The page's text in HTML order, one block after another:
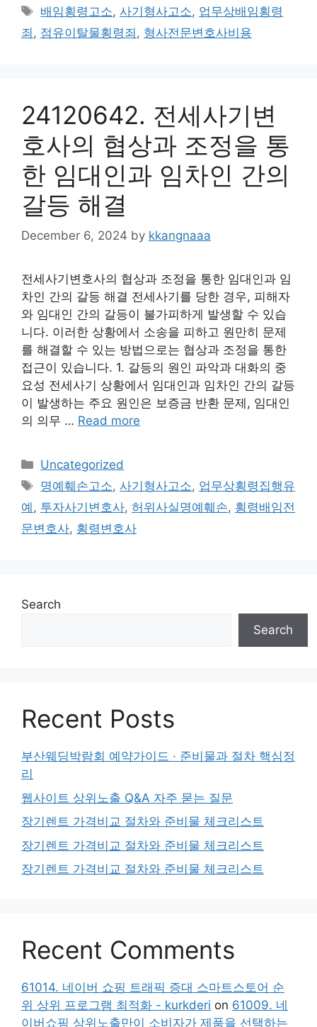
Tags
배임횡령고소,사기형사고소, 업무상배임횡령
죄 , 점유이탈물횡령죄 , 형사전문변호사비용
24120642. 전세사기변
호사의 협상과 조정을 통
한 임대인과 임차인 간의
갈등 해결
December 6, 2024 by kkangnaaa
전세사기변호사의 협상과 조정을 통한 임대인과 임
차인 간의 갈등 해결 전세사기를 당한 경우, 피해자
와 임대인 간의 갈등이 불가피하게 발생할 수 있습
니다. 이러한 상황에서 소송을 피하고 원만히 문제
를 해결할 수 있는 방법으로는 협상과 조정을 통한
접근이 있습니다. 1. 갈등의 원인 파악과 대화의 중
요성 전세사기 상황에서 임대인과 임차인 간의 갈등
이 발생하는 주요 원인은 보증금 반환 문제, 임대인
의 의무 … Read more
Categories
Uncategorized
Tags
명예훼손고소,사기형사고소, 업무상횡령집행유
예 , 투자사기변호사, 허위사실명예훼손, 횡령배임전
문변호사, 횡령변호사
Search
Search
Recent Posts
부산웨딩박람회 예약가이드 · 준비물과 절차 핵심정
리
웹사이트 상위노출 Q&A 자주 묻는 질문
장기렌트 가격비교 절차와 준비물 체크리스트
장기렌트 가격비교 절차와 준비물 체크리스트
장기렌트 가격비교 절차와 준비물 체크리스트
Recent Comments
61014. 네이버 쇼핑 트래픽 증대 스마트스토어 순
위 상위 프로그램 최적화 - kurkderi on 61009. 네
이버쇼핑 상위노출만이 소비자가 제품을 선택하는